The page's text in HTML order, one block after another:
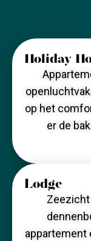
Holiday
op het
er de
Lodge
appartement